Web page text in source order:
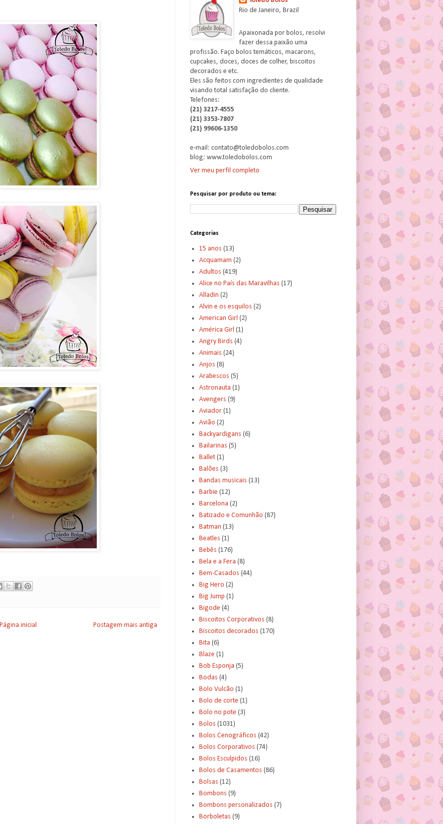
Postagem mais antiga
Página inicial
Rio de Janeiro, Brazil
Apaixonada por bolos, resolvi
fazer dessa paixão uma
profissão. Faço bolos temáticos, macarons,
cupcakes, doces, doces de colher, biscoitos
decorados e etc.
Eles são feitos com ingredientes de qualidade
visando total satisfação do cliente.
Telefones:
(21) 3217-4555
(21) 3353-7807
(21) 99606-1350
e-mail: contato@toledobolos.com
blog: www.toledobolos.com
Ver meu perfil completo
Pesquisar por produto ou tema:
Categorias
15 anos (13)
Acquamam (2)
Adultos (419)
Alice no País das Maravilhas (17)
Alladin (2)
Alvin e os esquilos (2)
American Girl (2)
América Girl (1)
Angry Birds (4)
Animais (24)
Anjos (8)
Arabescos (5)
Astronauta (1)
Avengers (9)
Aviador (1)
Avião (2)
Backyardigans (6)
Bailarinas (5)
Ballet (1)
Balões (3)
Bandas musicais (13)
Barbie (12)
Barcelona (2)
Batizado e Comunhão (87)
Batman (13)
Beatles (1)
Bebês (176)
Bela e a Fera (8)
Bem-Casados (44)
Big Hero (2)
Big Jump (1)
Bigode (4)
Biscoitos Corporativos (8)
Biscoitos decorados (170)
Bita (6)
Blaze (1)
Bob Esponja (5)
Bodas (4)
Bolo Vulcão (1)
Bolo de corte (1)
Bolo no pote (3)
Bolos (1031)
Bolos Cenográficos (42)
Bolos Corporativos (74)
Bolos Esculpidos (16)
Bolos de Casamentos (86)
Bolsas (12)
Bombons (9)
Bombons personalizados (7)
Borboletas (9)